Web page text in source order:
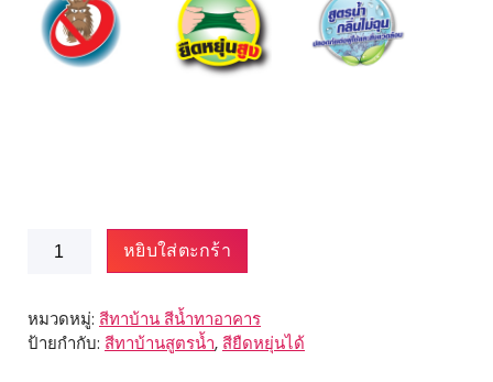
จำนวน
BegerCool
Shield
ชิ้น
หยิบใส่ตะกร้า
หมวดหมู่: สีทาบ้าน สีน้ำทาอาคาร
ป้ายกำกับ: สีทาบ้านสูตรน้ำ, สียืดหยุ่นได้